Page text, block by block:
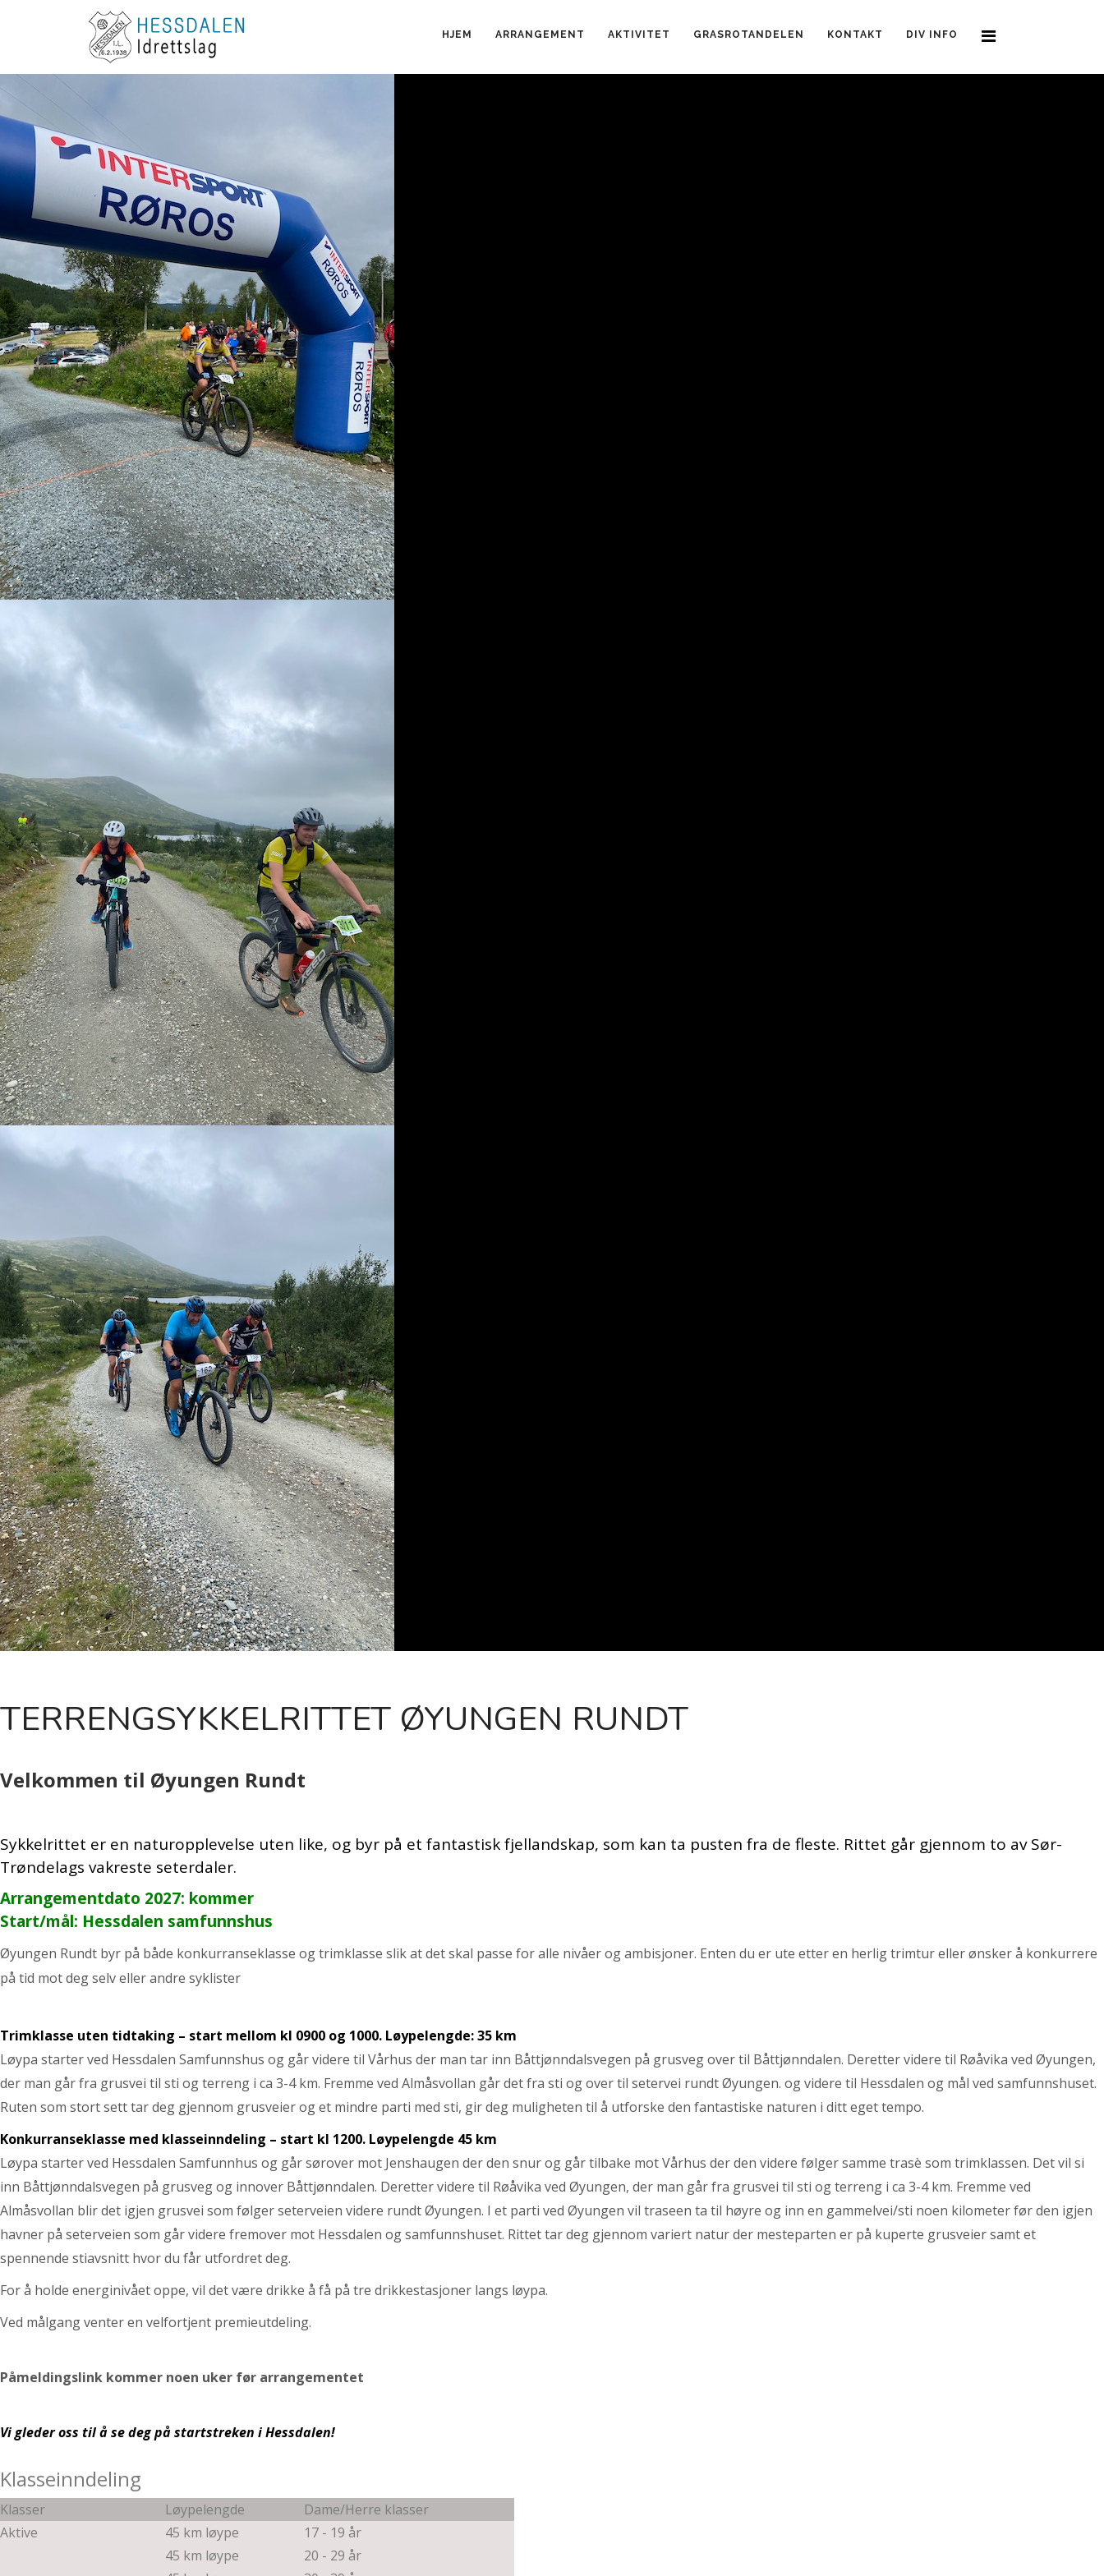
HJEM ARRANGEMENT AKTIVITET GRASROTANDELEN KONTAKT DIV INFO
TERRENGSYKKELRITTET ØYUNGEN RUNDT
Velkommen til Øyungen Rundt
Sykkelrittet er en naturopplevelse uten like, og byr på et fantastisk fjellandskap, som kan ta pusten fra de fleste. Rittet går gjennom to av Sør-
Trøndelags vakreste seterdaler.
Arrangementdato 2027: kommer
Start/mål: Hessdalen samfunnshus
Øyungen Rundt byr på både konkurranseklasse og trimklasse slik at det skal passe for alle nivåer og ambisjoner. Enten du er ute etter en herlig trimtur eller ønsker å konkurrere
på tid mot deg selv eller andre syklister
Trimklasse uten tidtaking – start mellom kl 0900 og 1000. Løypelengde: 35 km
Løypa starter ved Hessdalen Samfunnshus og går videre til Vårhus der man tar inn Båttjønndalsvegen på grusveg over til Båttjønndalen. Deretter videre til Røåvika ved Øyungen,
der man går fra grusvei til sti og terreng i ca 3-4 km. Fremme ved Almåsvollan går det fra sti og over til setervei rundt Øyungen. og videre til Hessdalen og mål ved samfunnshuset.
Ruten som stort sett tar deg gjennom grusveier og et mindre parti med sti, gir deg muligheten til å utforske den fantastiske naturen i ditt eget tempo.
Konkurranseklasse med klasseinndeling – start kl 1200. Løypelengde 45 km
Løypa starter ved Hessdalen Samfunnhus og går sørover mot Jenshaugen der den snur og går tilbake mot Vårhus der den videre følger samme trasè som trimklassen. Det vil si
inn Båttjønndalsvegen på grusveg og innover Båttjønndalen. Deretter videre til Røåvika ved Øyungen, der man går fra grusvei til sti og terreng i ca 3-4 km. Fremme ved
Almåsvollan blir det igjen grusvei som følger seterveien videre rundt Øyungen. I et parti ved Øyungen vil traseen ta til høyre og inn en gammelvei/sti noen kilometer før den igjen
havner på seterveien som går videre fremover mot Hessdalen og samfunnshuset. Rittet tar deg gjennom variert natur der mesteparten er på kuperte grusveier samt et
spennende stiavsnitt hvor du får utfordret deg.
For å holde energinivået oppe, vil det være drikke å få på tre drikkestasjoner langs løypa.
Ved målgang venter en velfortjent premieutdeling.
Påmeldingslink kommer noen uker før arrangementet
Vi gleder oss til å se deg på startstreken i Hessdalen!
Klasseinndeling
Klasser Løypelengde
Dame/Herre klasser
Aktive
45 km løype
17 - 19 år
45 km løype
20 - 29 år